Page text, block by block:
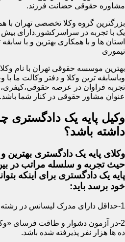
مشاوره حقوقی حضانت فرزند.
تیموری
بهترین موسسه حقوقی تهران با نام
وباسابقه ترین وکلا و دفتر وکالت ما
تجربه فراوان در عرصه
عنوان مشاور حقوقی در کنار شما
وکیل پایه یک دادگستری
داشته باشد؟
وکلای پایه یک دادگستری بهترین
حیث تجربه و سلسله مراتب در
پایه یک دادگستری برای اینکه
خود برسد باید:
1-حداقل دارای مدرک لیسانس در رشته حقوق باشد.
2-در آزمون دشوار و طاقت فرسای
ده ها هزار نفر پذیرفته شده باشد.